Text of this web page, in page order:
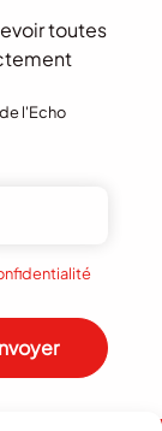
toutes
l'Echo